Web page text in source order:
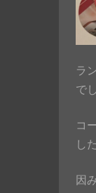
ラ
で
コ
し
因